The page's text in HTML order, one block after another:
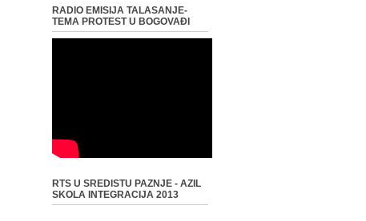
RADIO EMISIJA TALASANJE-
TEMA PROTEST U BOGOVAĐI
RTS U SREDISTU PAZNJE - AZIL
SKOLA INTEGRACIJA 2013